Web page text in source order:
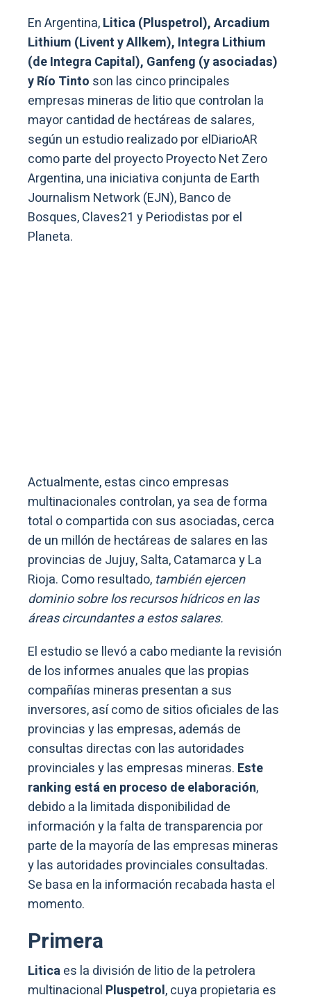
En Argentina,Litica (Pluspetrol), Arcadium
Lithium (Livent y Allkem), Integra Lithium
(de Integra Capital), Ganfeng (y asociadas)
y Río Tinto son las cinco principales
empresas mineras de litio que controlan la
mayor cantidad de hectáreas de salares,
según un estudio realizado por elDiarioAR
como parte del proyecto Proyecto Net Zero
Argentina, una iniciativa conjunta de Earth
Journalism Network (EJN), Banco de
Bosques, Claves21 y Periodistas por el
Planeta.
Actualmente, estas cinco empresas
multinacionales controlan, ya sea de forma
total o compartida con sus asociadas, cerca
de un millón de hectáreas de salares en las
provincias de Jujuy, Salta, Catamarca y La
Rioja. Como resultado, también ejercen
dominio sobre los recursos hídricos en las
áreas circundantes a estos salares.
El estudio se llevó a cabo mediante la revisión
de los informes anuales que las propias
compañías mineras presentan a sus
inversores, así como de sitios oficiales de las
provincias y las empresas, además de
consultas directas con las autoridades
provinciales y las empresas mineras. Este
ranking está en proceso de elaboración,
debido a la limitada disponibilidad de
información y la falta de transparencia por
parte de la mayoría de las empresas mineras
y las autoridades provinciales consultadas.
Se basa en la información recabada hasta el
momento.
Primera
Liticaes la división de litio de la petrolera
multinacional Pluspetrol, cuya propietaria es